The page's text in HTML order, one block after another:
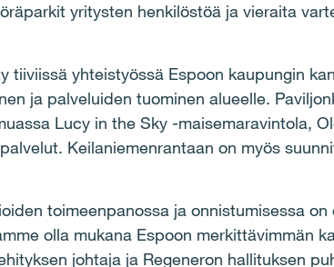
yritysten henkilöstöä ja vieraita
tiiviissä yhteistyössä Espoon kaupungin
ja palveluiden tuominen alueelle.
Lucy in the Sky -maisemaravintola,
Keilaniemenrantaan on myös
toimeenpanossa ja onnistumisessa
olla mukana Espoon merkittävimmän
johtaja ja Regeneron hallituksen